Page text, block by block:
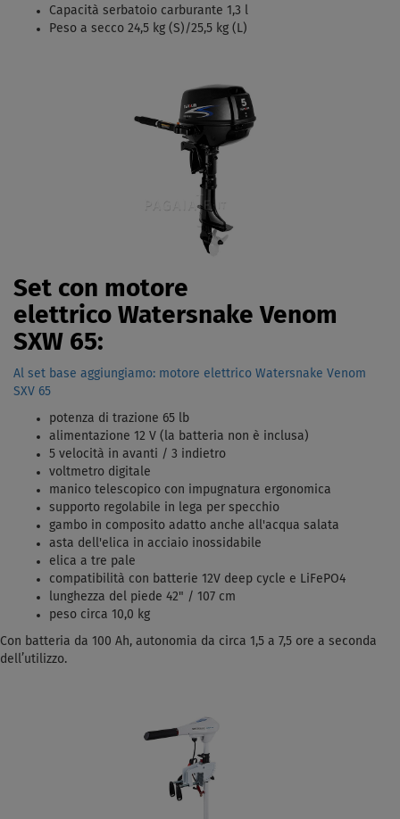
Capacità serbatoio carburante 1,3 l
Peso a secco 24,5 kg (S)/25,5 kg (L)
Set con motore
elettrico Watersnake Venom
SXW 65:
Al set base aggiungiamo: motore elettrico Watersnake Venom
SXV 65
potenza di trazione 65 lb
alimentazione 12 V (la batteria non è inclusa)
5 velocità in avanti / 3 indietro
voltmetro digitale
manico telescopico con impugnatura ergonomica
supporto regolabile in lega per specchio
gambo in composito adatto anche all'acqua salata
asta dell'elica in acciaio inossidabile
elica a tre pale
compatibilità con batterie 12V deep cycle e LiFePO4
lunghezza del piede 42" / 107 cm
peso circa 10,0 kg
Con batteria da 100 Ah, autonomia da circa 1,5 a 7,5 ore a seconda
dell’utilizzo.